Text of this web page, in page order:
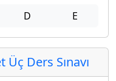
D E
Ders Sınavı